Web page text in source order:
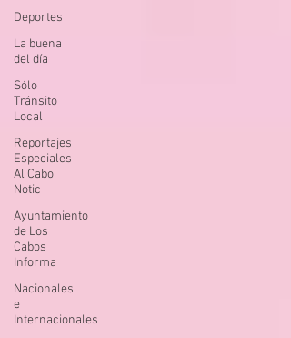
Deportes
La buena
del día
Sólo
Tránsito
Local
Reportajes
Especiales
Al Cabo
Notic
Ayuntamiento
de Los
Cabos
Informa
Nacionales
e
Internacionales